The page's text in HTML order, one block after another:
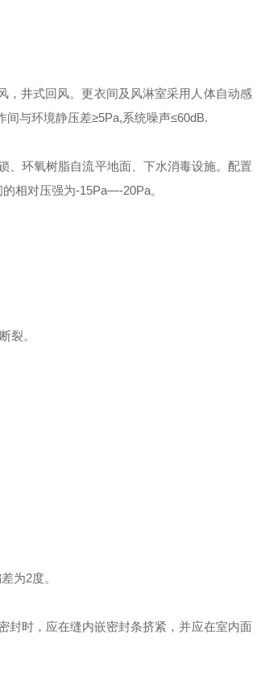
，井式回风。更衣间及风淋室采用人体自动感
间与环境静压差≥5Pa,系统噪声≤60dB.
、环氧树脂自流平地面、下水消毒设施。配置
相对压强为-15Pa—-20Pa。
裂。
为2度。
封时，应在缝内嵌密封条挤紧，并应在室内面